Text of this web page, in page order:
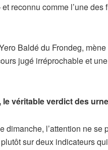
reconnu comme l’une
Baldé du Frondeg,
jugé irréprochable et
véritable verdict des
dimanche, l’attention ne
sur deux indicateurs